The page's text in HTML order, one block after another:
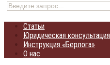
Статьи
Юридическая консультация
Инструкция «Берлога»
О нас